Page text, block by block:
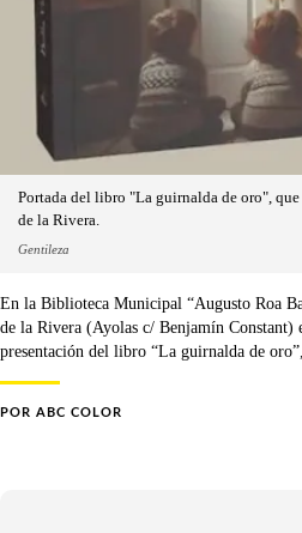
Portada del libro "La guirnalda de oro", que
de la Rivera.
Gentileza
En la Biblioteca Municipal “Augusto Roa
de la Rivera (Ayolas c/ Benjamín Constant)
presentación del libro “La guirnalda de
POR ABC COLOR